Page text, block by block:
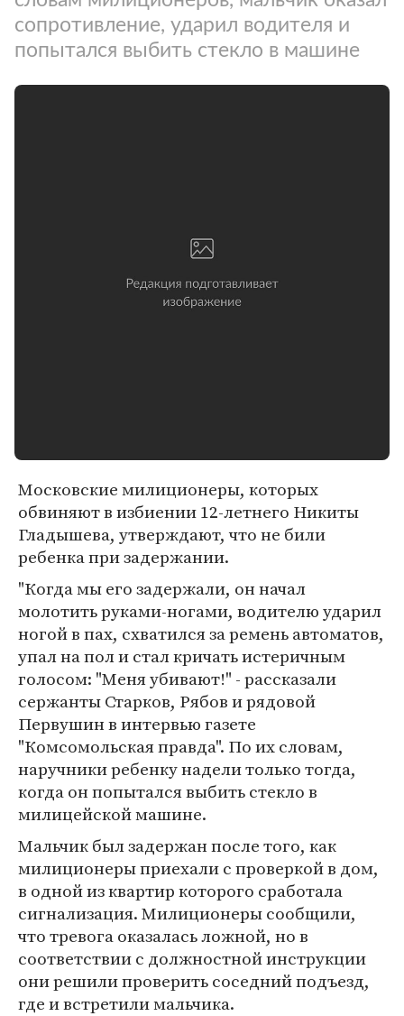
сопротивление, ударил водителя и
попытался выбить стекло в машине
Московские милиционеры, которых
обвиняют в избиении 12-летнего Никиты
Гладышева, утверждают, что не били
ребенка при задержании.
"Когда мы его задержали, он начал
молотить руками-ногами, водителю ударил
ногой в пах, схватился за ремень автоматов,
упал на пол и стал кричать истеричным
голосом: "Меня убивают!" - рассказали
сержанты Старков, Рябов и рядовой
Первушин в интервью газете
"Комсомольская правда". По их словам,
наручники ребенку надели только тогда,
когда он попытался выбить стекло в
милицейской машине.
Мальчик был задержан после того, как
милиционеры приехали с проверкой в дом,
в одной из квартир которого сработала
сигнализация. Милиционеры сообщили,
что тревога оказалась ложной, но в
соответствии с должностной инструкции
они решили проверить соседний подъезд,
где и встретили мальчика.